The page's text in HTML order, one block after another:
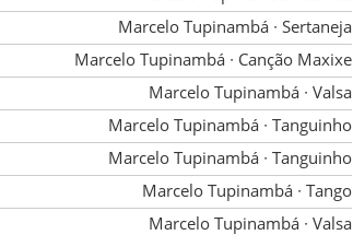
Marcelo Tupinambá ∙ Sertaneja
Marcelo Tupinambá ∙ Canção Maxixe
Marcelo Tupinambá ∙ Valsa
Marcelo Tupinambá ∙ Tanguinho
Marcelo Tupinambá ∙ Tanguinho
Marcelo Tupinambá ∙ Tango
Marcelo Tupinambá ∙ Valsa